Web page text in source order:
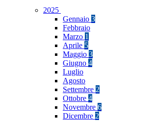
2025
Gennaio 3
Febbraio
Marzo 1
Aprile 5
Maggio 3
Giugno 4
Luglio
Agosto
Settembre 2
Ottobre 4
Novembre 6
Dicembre 2